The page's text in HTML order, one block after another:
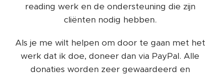
reading werk en de ondersteuning die zijn
cliënten nodig hebben.
Als je me wilt helpen om door te gaan met het
werk dat ik doe, doneer dan via PayPal. Alle
donaties worden zeer gewaardeerd en